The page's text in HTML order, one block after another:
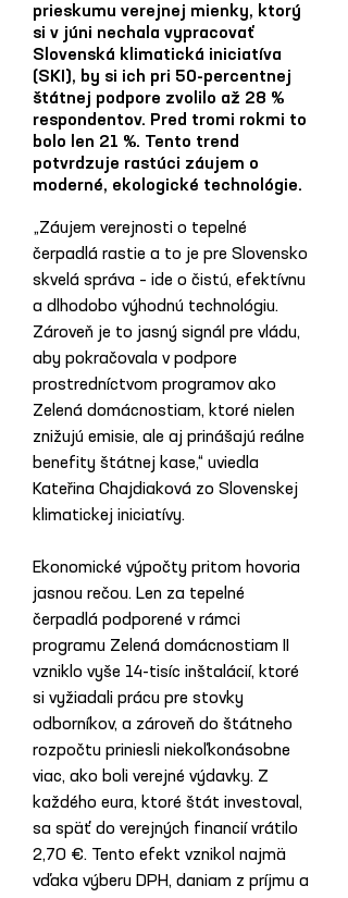
prieskumu verejnej mienky, ktorý
si v júni nechala vypracovať
Slovenská klimatická iniciatíva
(SKI), by si ich pri 50-percentnej
štátnej podpore zvolilo až 28 %
respondentov. Pred tromi rokmi to
bolo len 21 %. Tento trend
potvrdzuje rastúci záujem o
moderné, ekologické technológie.
„Záujem verejnosti o tepelné
čerpadlá rastie a to je pre Slovensko
skvelá správa – ide o čistú, efektívnu
a dlhodobo výhodnú technológiu.
Zároveň je to jasný signál pre vládu,
aby pokračovala v podpore
prostredníctvom programov ako
Zelená domácnostiam, ktoré nielen
znižujú emisie, ale aj prinášajú reálne
benefity štátnej kase,“ uviedla
Kateřina Chajdiaková zo Slovenskej
klimatickej iniciatívy.
Ekonomické výpočty pritom hovoria
jasnou rečou. Len za tepelné
čerpadlá podporené v rámci
programu Zelená domácnostiam II
vzniklo vyše 14-tisíc inštalácií, ktoré
si vyžiadali prácu pre stovky
odborníkov, a zároveň do štátneho
rozpočtu priniesli niekoľkonásobne
viac, ako boli verejné výdavky. Z
každého eura, ktoré štát investoval,
sa späť do verejných financií vrátilo
2,70 €. Tento efekt vznikol najmä
vďaka výberu DPH, daniam z príjmu a